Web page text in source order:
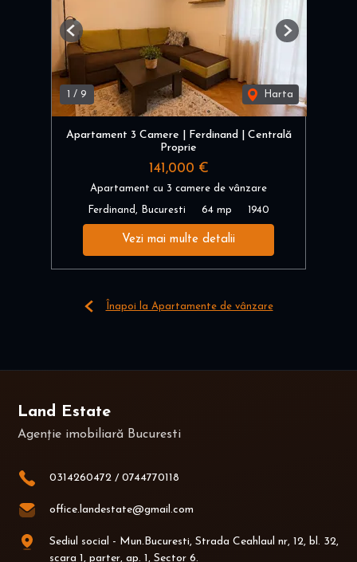
1 / 9 Harta
Previous Next
Apartament 3 Camere | Ferdinand | Centrală
Proprie
141,000 €
Apartament cu 3 camere de vânzare
Ferdinand, Bucuresti 64 mp 1940
Vezi mai multe detalii
Înapoi la Apartamente de vânzare
Land Estate
Agenție imobiliară Bucuresti
0314260472 / 0744770118
office.landestate@gmail.com
Sediul social - Mun.Bucuresti, Strada Ceahlaul nr, 12, bl. 32,
scara 1, parter, ap. 1, Sector 6.